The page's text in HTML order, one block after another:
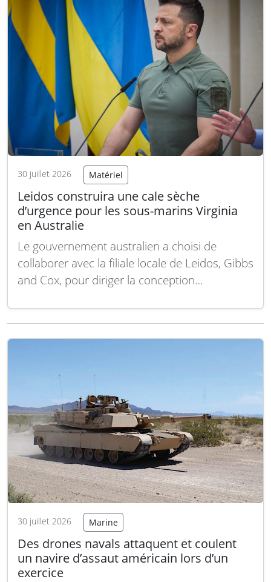
s’inscrit dans une…
Lire la suite
30 juillet 2026 Matériel
Leidos construira une cale sèche
d’urgence pour les sous-marins Virginia
en Australie
Le gouvernement australien a choisi de
collaborer avec la filiale locale de Leidos, Gibbs
and Cox, pour diriger la conception
destinée à accueillir ses futurs sous-marins de
30 juillet 2026 Marine
Des drones navals attaquent et coulent
un navire d’assaut américain lors d’un
exercice